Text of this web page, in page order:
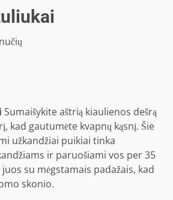
Sumaišykite aštrią kiaulienos dešrą
kad gautumėte kvapnų kąsnį. Šie
užkandžiai puikiai tinka
ir paruošiami vos per 35
su mėgstamais padažais, kad
skonio.